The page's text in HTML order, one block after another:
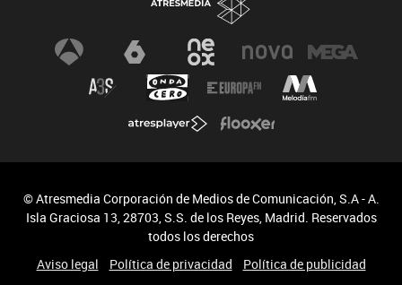
© Atresmedia Corporación de Medios de Comunicación, S.A - A.
Isla Graciosa 13, 28703, S.S. de los Reyes, Madrid. Reservados
todos los derechos
Aviso legal
Política de privacidad
Política de publicidad